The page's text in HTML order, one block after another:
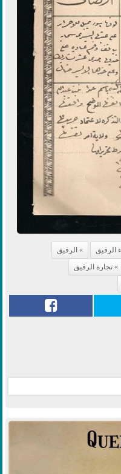
الرقيق
الرقيق
تجارة الرقيق